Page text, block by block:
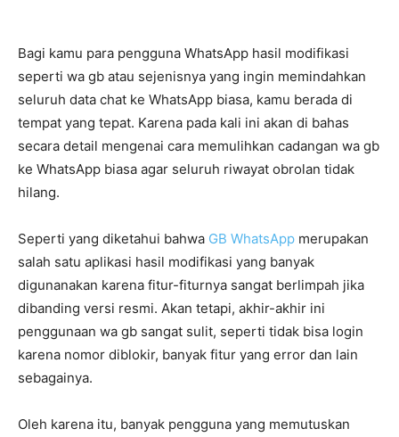
Bagi kamu para pengguna WhatsApp hasil modifikasi
seperti wa gb atau sejenisnya yang ingin memindahkan
seluruh data chat ke WhatsApp biasa, kamu berada di
tempat yang tepat. Karena pada kali ini akan di bahas
secara detail mengenai cara memulihkan cadangan wa gb
ke WhatsApp biasa agar seluruh riwayat obrolan tidak
hilang.
Seperti yang diketahui bahwa GB WhatsApp merupakan
salah satu aplikasi hasil modifikasi yang banyak
digunanakan karena fitur-fiturnya sangat berlimpah jika
dibanding versi resmi. Akan tetapi, akhir-akhir ini
penggunaan wa gb sangat sulit, seperti tidak bisa login
karena nomor diblokir, banyak fitur yang error dan lain
sebagainya.
Oleh karena itu, banyak pengguna yang memutuskan